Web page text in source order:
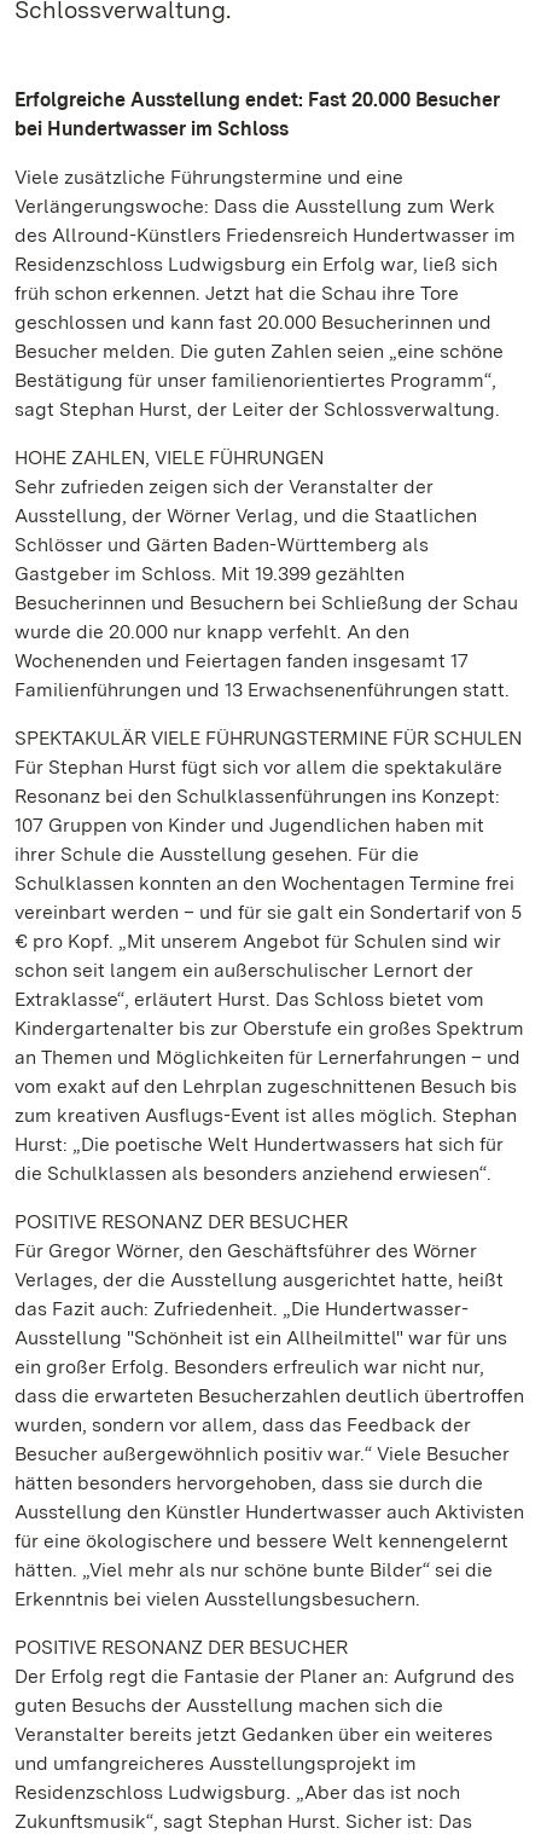
Schlossverwaltung.
Erfolgreiche Ausstellung endet: Fast 20.000 Besucher
bei Hundertwasser im Schloss
Viele zusätzliche Führungstermine und eine
Verlängerungswoche: Dass die Ausstellung zum Werk
des Allround-Künstlers Friedensreich Hundertwasser im
Residenzschloss Ludwigsburg ein Erfolg war, ließ sich
früh schon erkennen. Jetzt hat die Schau ihre Tore
geschlossen und kann fast 20.000 Besucherinnen und
Besucher melden. Die guten Zahlen seien „eine schöne
Bestätigung für unser familienorientiertes Programm“,
sagt Stephan Hurst, der Leiter der Schlossverwaltung.
HOHE ZAHLEN, VIELE FÜHRUNGEN
Sehr zufrieden zeigen sich der Veranstalter der
Ausstellung, der Wörner Verlag, und die Staatlichen
Schlösser und Gärten Baden-Württemberg als
Gastgeber im Schloss. Mit 19.399 gezählten
Besucherinnen und Besuchern bei Schließung der Schau
wurde die 20.000 nur knapp verfehlt. An den
Wochenenden und Feiertagen fanden insgesamt 17
Familienführungen und 13 Erwachsenenführungen statt.
SPEKTAKULÄR VIELE FÜHRUNGSTERMINE FÜR SCHULEN
Für Stephan Hurst fügt sich vor allem die spektakuläre
Resonanz bei den Schulklassenführungen ins Konzept:
107 Gruppen von Kinder und Jugendlichen haben mit
ihrer Schule die Ausstellung gesehen. Für die
Schulklassen konnten an den Wochentagen Termine frei
vereinbart werden – und für sie galt ein Sondertarif von 5
€ pro Kopf. „Mit unserem Angebot für Schulen sind wir
schon seit langem ein außerschulischer Lernort der
Extraklasse“, erläutert Hurst. Das Schloss bietet vom
Kindergartenalter bis zur Oberstufe ein großes Spektrum
an Themen und Möglichkeiten für Lernerfahrungen – und
vom exakt auf den Lehrplan zugeschnittenen Besuch bis
zum kreativen Ausflugs-Event ist alles möglich. Stephan
Hurst: „Die poetische Welt Hundertwassers hat sich für
die Schulklassen als besonders anziehend erwiesen“.
POSITIVE RESONANZ DER BESUCHER
Für Gregor Wörner, den Geschäftsführer des Wörner
Verlages, der die Ausstellung ausgerichtet hatte, heißt
das Fazit auch: Zufriedenheit. „Die Hundertwasser-
Ausstellung "Schönheit ist ein Allheilmittel" war für uns
ein großer Erfolg. Besonders erfreulich war nicht nur,
dass die erwarteten Besucherzahlen deutlich übertroffen
wurden, sondern vor allem, dass das Feedback der
Besucher außergewöhnlich positiv war.“ Viele Besucher
hätten besonders hervorgehoben, dass sie durch die
Ausstellung den Künstler Hundertwasser auch Aktivisten
für eine ökologischere und bessere Welt kennengelernt
hätten. „Viel mehr als nur schöne bunte Bilder“ sei die
Erkenntnis bei vielen Ausstellungsbesuchern.
POSITIVE RESONANZ DER BESUCHER
Der Erfolg regt die Fantasie der Planer an: Aufgrund des
guten Besuchs der Ausstellung machen sich die
Veranstalter bereits jetzt Gedanken über ein weiteres
und umfangreicheres Ausstellungsprojekt im
Residenzschloss Ludwigsburg. „Aber das ist noch
Zukunftsmusik“, sagt Stephan Hurst. Sicher ist: Das